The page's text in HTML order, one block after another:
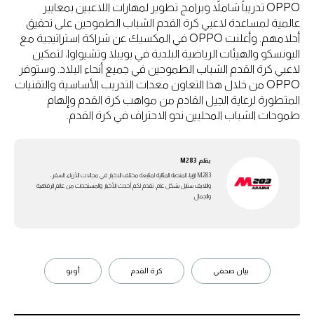
OPPO تدريباً شاملاً وبرامج تطوير لمهارات اللاعبين بمعايير
عالمية لمساعدة لاعبي كرة القدم الشباب الطموحين على تحقيق
أحلامهم. وأعلنت OPPO في المكسيك عن شراكة استراتيجية مع
اليونسكو والهيئات الرياضية البلدية في بويبلا وتشيواوا، لتمكين
لاعبي كرة القدم الشباب الطموحين في جميع أنحاء البلاد. وستوفر
OPPO من خلال هذا التعاون معدات التدريب الأساسية والتقنيات
المتطورة لرعاية الجيل القادم من مواهب كرة القدم وإلهام
طموحات الشباب المحليين نحو الاحتراف في كرة القدم.
بقلم M283
M283 ارابيا، المنصة المثالية لمتابعة مختلف الاخبار في مجالات الأزياء، السفر،
واللايف ستايل بشكل عام. تقدم لكم أحدث الأخبار والمستجدات من عالم الرفاهية
والجمال.
بيان صحفي كرة القدم أوبو